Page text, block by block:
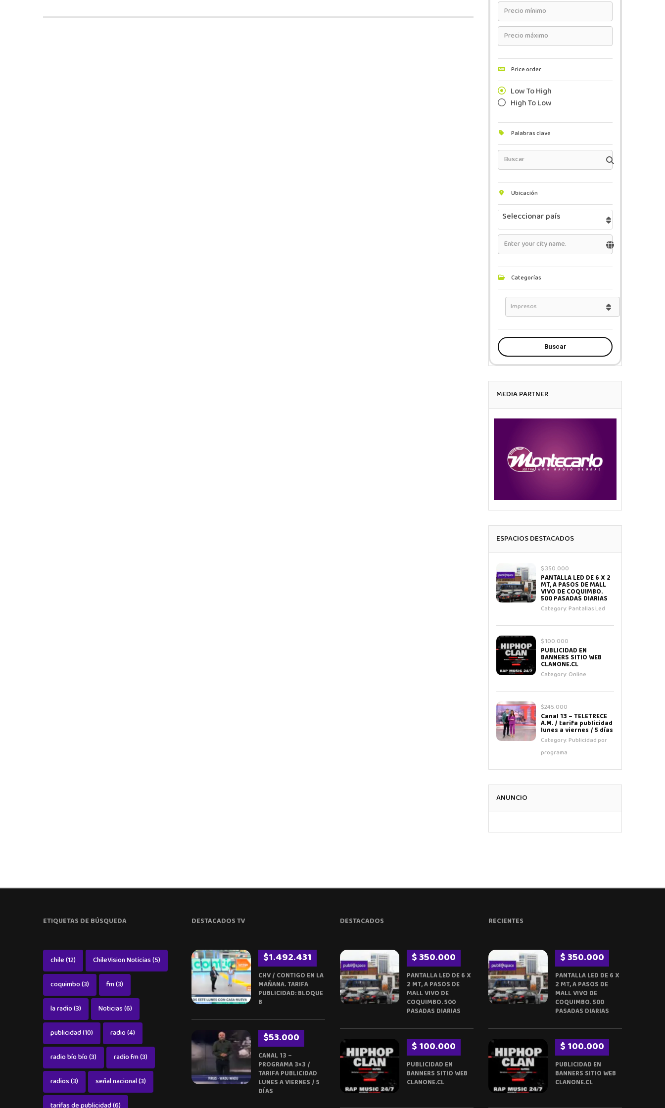
Price order
Low To High
High To Low
Palabras clave
Ubicación
Seleccionar país
Categorías
Buscar
MEDIA PARTNER
ESPACIOS DESTACADOS
$ 350.000
PANTALLA LED DE 6 X 2
MT, A PASOS DE MALL
VIVO DE COQUIMBO.
500 PASADAS DIARIAS
Category:Pantallas Led
$ 100.000
PUBLICIDAD EN
BANNERS SITIO WEB
CLANONE.CL
Category:Online
$245.000
Canal 13 – TELETRECE
A.M. / tarifa publicidad
lunes a viernes / 5 días
Category:Publicidad por
programa
ANUNCIO
ETIQUETAS DE BÚSQUEDA
chile(12) ChileVision Noticias(5)
coquimbo(3) fm(3)
la radio(3) Noticias(6)
publicidad(10) radio(4)
radio bío bío(3) radio fm(3)
radios(3) señal nacional(3)
DESTACADOS TV
$1.492.431
CHV / CONTIGO EN LA
MAÑANA. TARIFA
PUBLICIDAD: BLOQUE
B
$53.000
CANAL 13 –
PROGRAMA 3×3 /
TARIFA PUBLICIDAD
LUNES A VIERNES / 5
DÍAS
DESTACADOS
$ 350.000
PANTALLA LED DE 6 X
2 MT, A PASOS DE
MALL VIVO DE
COQUIMBO. 500
PASADAS DIARIAS
$ 100.000
PUBLICIDAD EN
BANNERS SITIO WEB
CLANONE.CL
RECIENTES
$ 350.000
PANTALLA LED DE 6 X
2 MT, A PASOS DE
MALL VIVO DE
COQUIMBO. 500
PASADAS DIARIAS
$ 100.000
PUBLICIDAD EN
BANNERS SITIO WEB
CLANONE.CL